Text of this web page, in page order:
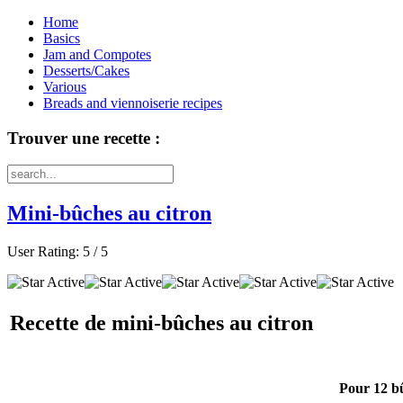
Home
Basics
Jam and Compotes
Desserts/Cakes
Various
Breads and viennoiserie recipes
Trouver une recette :
Mini-bûches au citron
User Rating: 5 / 5
Recette de mini-bûches au citron
Pour 12